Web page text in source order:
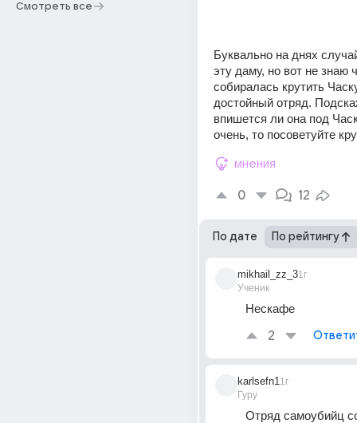
Смотреть все
Буквально на днях
эту даму, но вот не знаю
собиралась крутить
достойный отряд.
впишется ли она под
очень, то посоветуйте
мнения
0 12
По дате По рейтингу
mikhail_zz_3
Ученик
1г
Нескафе
2
karlsefn1
Гуру
1г
Отряд самоубийц